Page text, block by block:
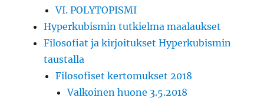
VI. POLYTOPISMI
Hyperkubismin tutkielma maalaukset
Filosofiat ja kirjoitukset Hyperkubismin
taustalla
Filosofiset kertomukset 2018
Valkoinen huone 3.5.2018